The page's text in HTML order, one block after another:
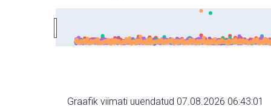
Graafik viimati uuendatud 07.08.2026 06:43:01